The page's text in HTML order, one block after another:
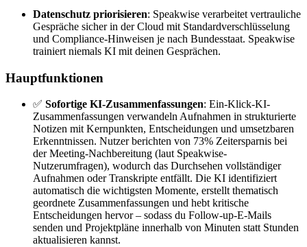
Datenschutz priorisieren: Speakwise verarbeitet vertrauliche
Gespräche sicher in der Cloud mit Standardverschlüsselung
und Compliance-Hinweisen je nach Bundesstaat. Speakwise
trainiert niemals KI mit deinen Gesprächen.
Hauptfunktionen
✅ Sofortige KI-Zusammenfassungen: Ein-Klick-KI-
Zusammenfassungen verwandeln Aufnahmen in strukturierte
Notizen mit Kernpunkten, Entscheidungen und umsetzbaren
Erkenntnissen. Nutzer berichten von 73% Zeitersparnis bei
der Meeting-Nachbereitung (laut Speakwise-
Nutzerumfragen), wodurch das Durchsehen vollständiger
Aufnahmen oder Transkripte entfällt. Die KI identifiziert
automatisch die wichtigsten Momente, erstellt thematisch
geordnete Zusammenfassungen und hebt kritische
Entscheidungen hervor – sodass du Follow-up-E-Mails
senden und Projektpläne innerhalb von Minuten statt Stunden
aktualisieren kannst.